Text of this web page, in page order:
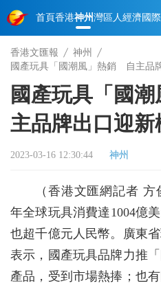
首頁香港神州灣區人經濟國際
香港文匯報
神州
國產玩具「國潮風」熱銷 自主品
國產玩具「國
主品牌出口迎新
2023-03-16 12:30:44 神州
（香港文匯網記者
年全球玩具消費達1004億
也超千億元人民幣。廣東
表示，國產玩具品牌力推
產品，受到市場熱捧；也